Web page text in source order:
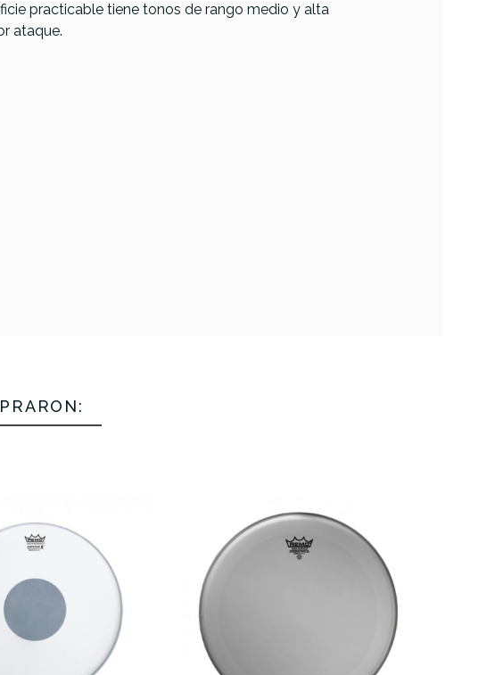
practicable tiene tonos de rango medio y alta
ataque.